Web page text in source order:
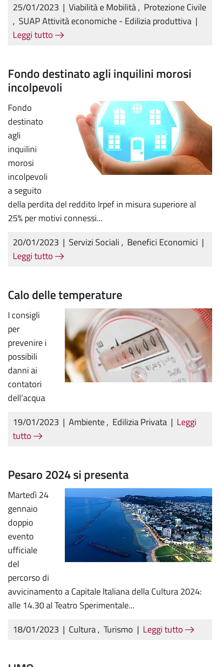
25/01/2023 | Viabilità e Mobilità, Protezione Civile
, SUAP Attività economiche - Edilizia produttiva |
Leggi tutto
Fondo destinato agli inquilini morosi
incolpevoli
Fondo
destinato
agli
inquilini
morosi
incolpevoli
a seguito
della perdita del reddito Irpef in misura superiore al
25% per motivi connessi...
20/01/2023 | Servizi Sociali , Benefici Economici |
Leggi tutto
Calo delle temperature
I consigli
per
prevenire i
possibili
danni ai
contatori
dell’acqua
19/01/2023 | Ambiente, Edilizia Privata | Leggi
tutto
Pesaro 2024 si presenta
Martedì 24
gennaio
doppio
evento
ufficiale
del
percorso di
avvicinamento a Capitale Italiana della Cultura 2024:
alle 14.30 al Teatro Sperimentale...
18/01/2023 | Cultura, Turismo | Leggi tutto